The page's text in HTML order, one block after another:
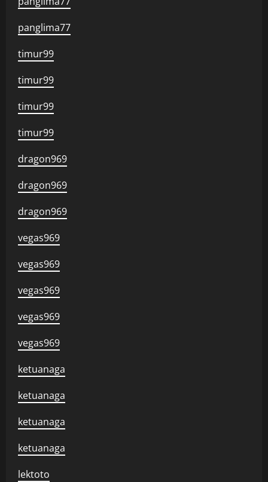
panglima77
timur99
timur99
timur99
timur99
dragon969
dragon969
dragon969
vegas969
vegas969
vegas969
vegas969
vegas969
ketuanaga
ketuanaga
ketuanaga
ketuanaga
lektoto